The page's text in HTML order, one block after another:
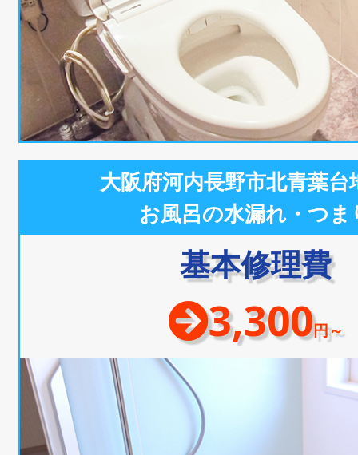
大阪府河内長野市北青葉台
お風呂の水漏れ・つま
基本修理費
3,300円～